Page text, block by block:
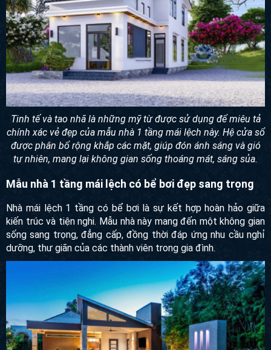
Tinh tế và tao nhã là những mỹ từ được sử dụng để miêu tả
chính xác vẻ đẹp của mẫu nhà 1 tầng mái lệch này. Hệ cửa sổ
được phân bổ rộng khắp các mặt, giúp đón ánh sáng và gió
tự nhiên, mang lại không gian sống thoáng mát, sáng sủa.
Mẫu nhà 1 tầng mái lệch có bể bơi đẹp sang trọng
Nhà mái lệch 1 tầng có bể bơi là sự kết hợp hoàn hảo giữa
kiến trúc và tiện nghi. Mẫu nhà này mang đến một không gian
sống sang trọng, đẳng cấp, đồng thời đáp ứng nhu cầu nghỉ
dưỡng, thư giãn của các thành viên trong gia đình.